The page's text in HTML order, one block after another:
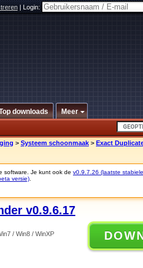
|Login:
downloads Meer
> Systeem schoonmaak > Exact
software. Je kunt ook de v0.9.7.26 (laatste
versie)
v0.9.6.17
/ Win8 / WinXP